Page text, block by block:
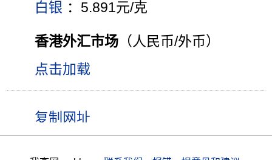
白银 ：5.891元/克
香港外汇市场 （人民币/外币）
点击加载